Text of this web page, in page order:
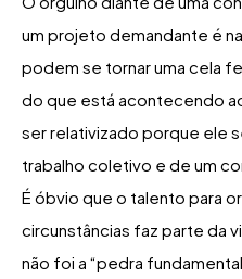
um projeto demandante é
podem se tornar uma cela
do que está acontecendo
ser relativizado porque ele
trabalho coletivo e de um
É óbvio que o talento para
circunstâncias faz parte da
não foi a “pedra